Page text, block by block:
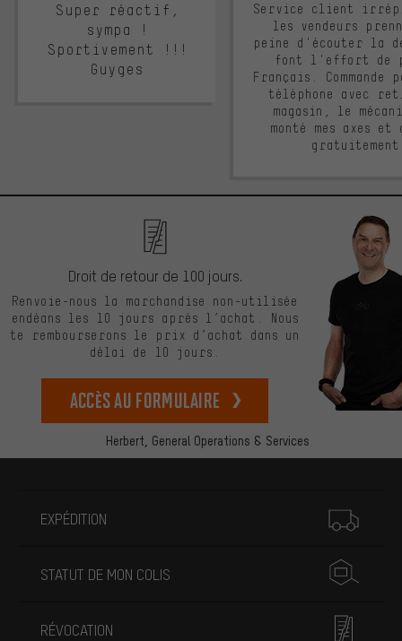
Super réactif,
sympa !
Sportivement !!!
Guyges
Service client
les vendeurs
peine d'écouter la
font l'effort de
Français. Commande
téléphone avec
magasin, le
monté mes axes et
Herbert, General Operations & Services
Droit de retour de 100 jours.
Renvoie-nous la marchandise non-utilisée
endéans les 10 jours après l’achat. Nous
te rembourserons le prix d’achat dans un
délai de 10 jours.
Accès au formulaire
EXPÉDITION
STATUT DE MON COLIS
RÉVOCATION